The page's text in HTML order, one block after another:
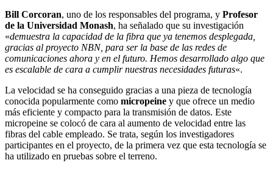
Bill Corcoran, uno de los responsables del programa, y Profesor
de la Universidad Monash, ha señalado que su investigación
«demuestra la capacidad de la fibra que ya tenemos desplegada,
gracias al proyecto NBN, para ser la base de las redes de
comunicaciones ahora y en el futuro. Hemos desarrollado algo que
es escalable de cara a cumplir nuestras necesidades futuras«.
La velocidad se ha conseguido gracias a una pieza de tecnología
conocida popularmente como micropeine y que ofrece un medio
más eficiente y compacto para la transmisión de datos. Este
micropeine se colocó de cara al aumento de velocidad entre las
fibras del cable empleado. Se trata, según los investigadores
participantes en el proyecto, de la primera vez que esta tecnología se
ha utilizado en pruebas sobre el terreno.